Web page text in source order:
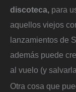
discoteca, para
aquellos viejos
lanzamientos de
además puede
al vuelo (y
Otra cosa que